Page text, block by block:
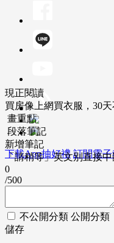
下載App抽好禮 訂閱電子
現正閱讀
買房像上網買衣服，30
畫重點
段落筆記
新增筆記
「請稍等」英文別直接中
0
/500
不公開分類 公開分類
儲存